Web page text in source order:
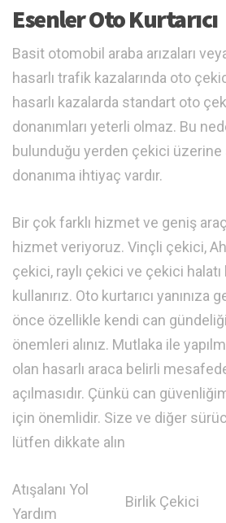
Esenler Oto Kurtarıcı
Basit otomobil araba arızaları
hasarlı trafik kazalarında oto
hasarlı kazalarda standart oto
donanımları yeterli olmaz. Bu
bulunduğu yerden çekici üzerine
donanıma ihtiyaç vardır.
Bir çok farklı hizmet ve geniş
hizmet veriyoruz. Vinçli çekici,
çekici, raylı çekici ve çekici halatı
kullanırız. Oto kurtarıcı yanınıza
önce özellikle kendi can
önemleri alınız. Mutlaka ile
olan hasarlı araca belirli
açılmasıdır. Çünkü can
için önemlidir. Size ve diğer
lütfen dikkate alın
Atışalanı Yol
Yardım
Birlik Çekici